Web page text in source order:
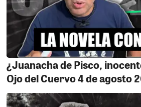
de toda la región cuenta con este
alcalde "tiktokero"!
LOS REGALOS. La figura de "La
adolece, de creatividad, iniciativa
de propuestas que logren cautivar
carencia de un discurso político
mensaje claro que dejaron las
¿Juanacha de Pisco,
Ojo del Cuervo 4 de agosto